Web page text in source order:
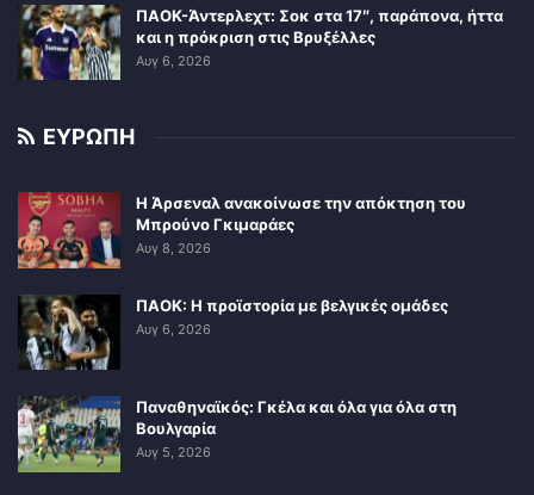
ΠΑΟΚ-Άντερλεχτ: Σοκ στα 17″, παράπονα, ήττα
και η πρόκριση στις Βρυξέλλες
Αυγ 6, 2026
ΕΥΡΩΠΗ
Η Άρσεναλ ανακοίνωσε την απόκτηση του
Μπρούνο Γκιμαράες
Αυγ 8, 2026
ΠΑΟΚ: Η προϊστορία με βελγικές ομάδες
Αυγ 6, 2026
Παναθηναϊκός: Γκέλα και όλα για όλα στη
Βουλγαρία
Αυγ 5, 2026